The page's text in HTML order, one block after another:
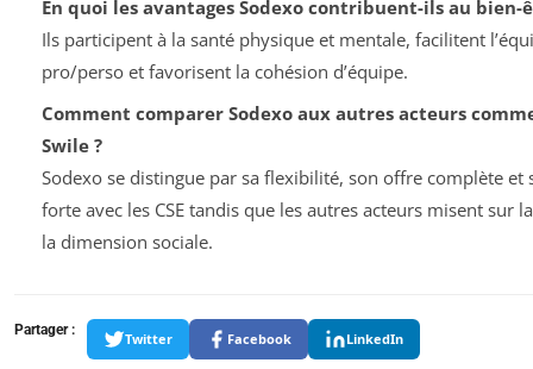
En quoi les avantages Sodexo contribuent-ils au
Ils participent à la santé physique et mentale, facilitent
pro/perso et favorisent la cohésion d’équipe.
Comment comparer Sodexo aux autres acteurs
Swile ?
Sodexo se distingue par sa flexibilité, son offre complète et
forte avec les CSE tandis que les autres acteurs misent sur
la dimension sociale.
Partager : Twitter Facebook LinkedIn